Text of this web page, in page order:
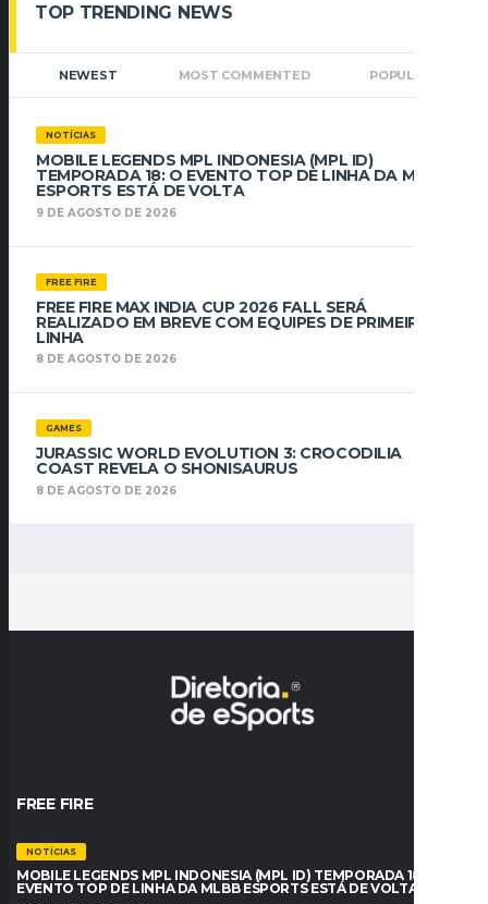
TOP TRENDING NEWS
NEWEST MOST COMMENTED POPULAR
NOTÍCIAS
MOBILE LEGENDS MPL INDONESIA (MPL ID)
TEMPORADA 18: O EVENTO TOP DE LINHA DA MLBB
ESPORTS ESTÁ DE VOLTA
9 DE AGOSTO DE 2026
FREE FIRE
FREE FIRE MAX INDIA CUP 2026 FALL SERÁ
REALIZADO EM BREVE COM EQUIPES DE PRIMEIRA
LINHA
8 DE AGOSTO DE 2026
GAMES
JURASSIC WORLD EVOLUTION 3: CROCODILIA
COAST REVELA O SHONISAURUS
8 DE AGOSTO DE 2026
FREE FIRE
NOTÍCIAS
MOBILE LEGENDS MPL INDONESIA (MPL ID) TEMPORADA 18: O
EVENTO TOP DE LINHA DA MLBB ESPORTS ESTÁ DE VOLTA